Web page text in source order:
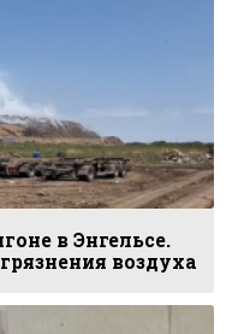
в Энгельсе.
воздуха